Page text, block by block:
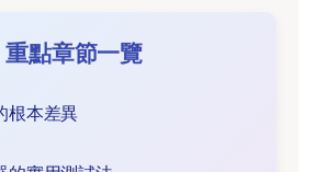
點章節一覽
根本差異